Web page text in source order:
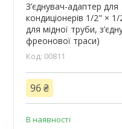
З’єднувач-адаптер для
кондиціонерів 1/2" ×
для мідної труби,
фреонової траси)
00811
96 ₴
В наявності